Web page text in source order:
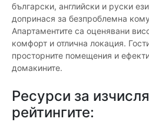
български, английски и руски
допринася за безпроблемна
Апартаментите са оценявани
комфорт и отлична локация.
просторните помещения и
домакините.
Ресурси за
рейтингите: